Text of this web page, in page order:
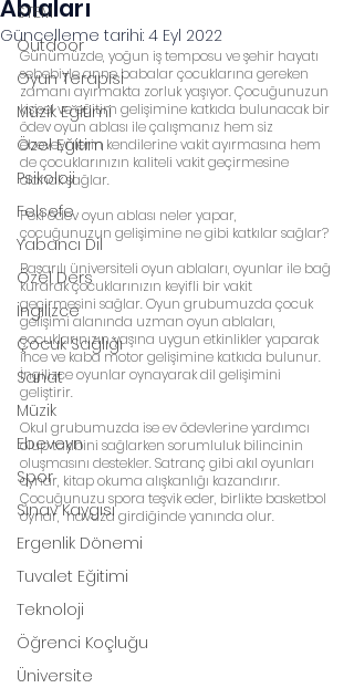
STEM
Outdoor
Oyun Terapisi
Müzik Eğitimi
Özel Eğitim
Psikoloji
Felsefe
Yabancı Dil
Özel Ders
İngilizce
Çocuk Sağlığı
Sanat
Müzik
Ebeveyn
Spor
Sınav Kaygısı
Ergenlik Dönemi
Tuvalet Eğitimi
Teknoloji
Öğrenci Koçluğu
Üniversite
Ablaları
Güncelleme tarihi: 4 Eyl 2022
Günümüzde, yoğun iş temposu ve şehir hayatı
sebebiyle anne babalar çocuklarına gereken
zamanı ayırmakta zorluk yaşıyor. Çocuğunuzun
kişisel ve eğitim gelişimine katkıda bulunacak bir
ödev oyun ablası ile çalışmanız hem siz
ebeveynlerin kendilerine vakit ayırmasına hem
de çocuklarınızın kaliteli vakit geçirmesine
olanak sağlar.
Peki ödev oyun ablası neler yapar,
çocuğunuzun gelişimine ne gibi katkılar sağlar?
Başarılı üniversiteli oyun ablaları, oyunlar ile bağ
kurarak çocuklarınızın keyifli bir vakit
geçirmesini sağlar. Oyun grubumuzda çocuk
gelişimi alanında uzman oyun ablaları,
çocuklarınızın yaşına uygun etkinlikler yaparak
ince ve kaba motor gelişimine katkıda bulunur.
İngilizce oyunlar oynayarak dil gelişimini
geliştirir.
Okul grubumuzda ise ev ödevlerine yardımcı
olup takibini sağlarken sorumluluk bilincinin
oluşmasını destekler. Satranç gibi akıl oyunları
oynar, kitap okuma alışkanlığı kazandırır.
Çocuğunuzu spora teşvik eder, birlikte basketbol
oynar,  havuza girdiğinde yanında olur.